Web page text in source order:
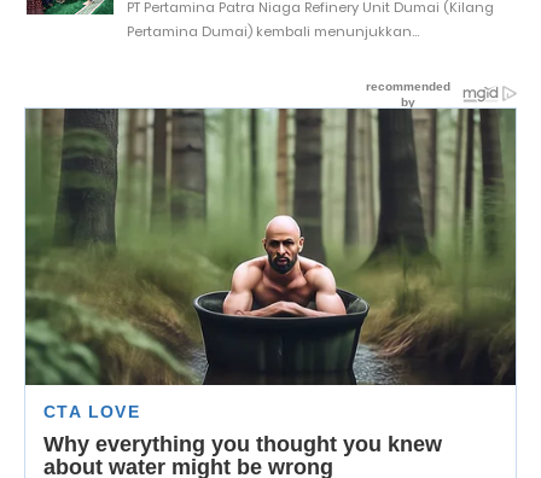
PT Pertamina Patra Niaga Refinery Unit Dumai (Kilang
Pertamina Dumai) kembali menunjukkan...